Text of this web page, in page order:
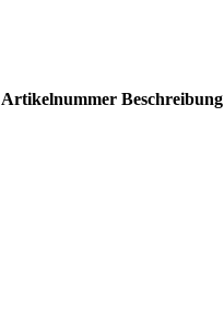
Artikelnummer Beschreibung